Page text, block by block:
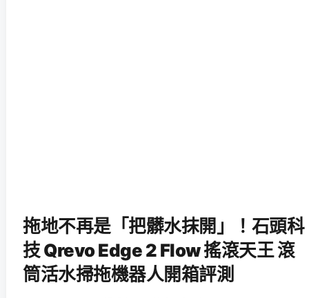
拖地不再是「把髒水抹開」！石頭科
技 Qrevo Edge 2 Flow 搖滾天王 滾
筒活水掃拖機器人開箱評測